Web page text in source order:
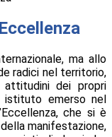
ma allo
radici nel territorio,
dei propri
emerso nel
che si è
manifestazione,